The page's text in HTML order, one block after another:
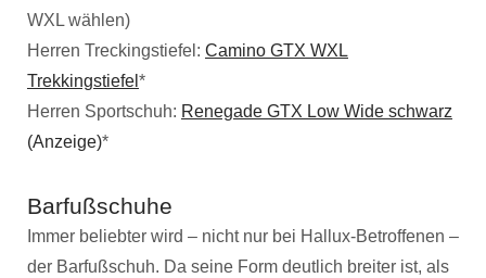
WXL wählen)
Herren Treckingstiefel: Camino GTX WXL
Trekkingstiefel *
Herren Sportschuh: Renegade GTX Low Wide schwarz
(Anzeige)*
Barfußschuhe
Immer beliebter wird – nicht nur bei Hallux-Betroffenen –
der Barfußschuh. Da seine Form deutlich breiter ist, als